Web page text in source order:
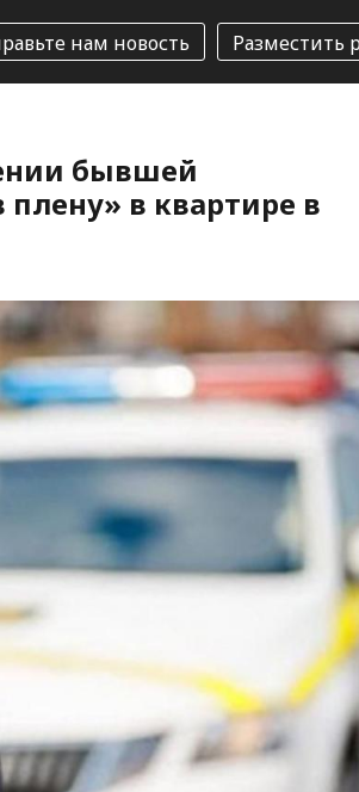
нам новость Разместить
бывшей
в квартире в